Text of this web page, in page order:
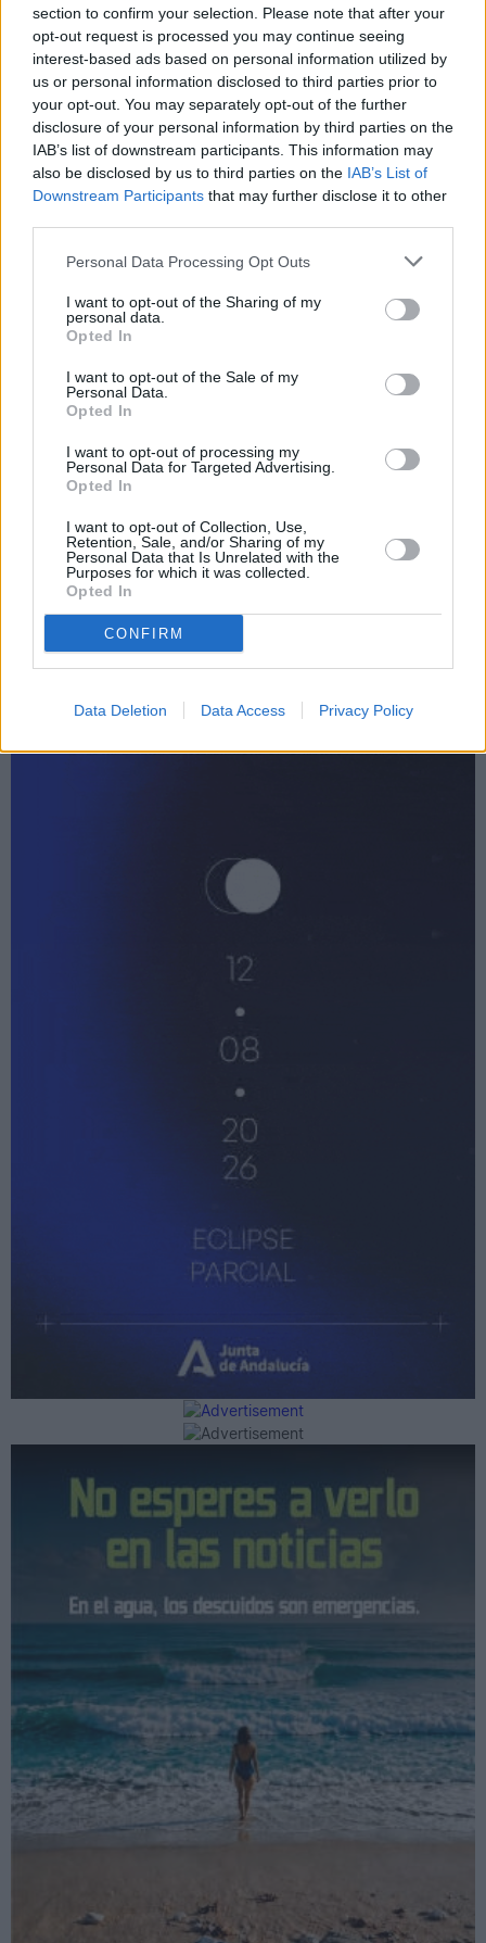
section to confirm your selection. Please note that after your
opt-out request is processed you may continue seeing
interest-based ads based on personal information utilized by
us or personal information disclosed to third parties prior to
your opt-out. You may separately opt-out of the further
disclosure of your personal information by third parties on the
IAB’s list of downstream participants. This information may
also be disclosed by us to third parties on the IAB’s List of
Downstream Participants that may further disclose it to other
Personal Data Processing Opt Outs
I want to opt-out of the Sharing of my
personal data.
Opted In
I want to opt-out of the Sale of my
Personal Data.
Opted In
I want to opt-out of processing my
Personal Data for Targeted Advertising.
Opted In
I want to opt-out of Collection, Use,
Retention, Sale, and/or Sharing of my
Personal Data that Is Unrelated with the
Purposes for which it was collected.
Opted In
CONFIRM
Data Deletion Data Access Privacy Policy